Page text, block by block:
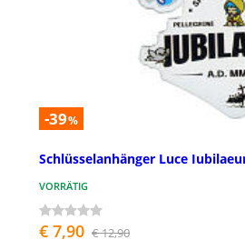
-39%
Schlüsselanhänger Luce
VORRÄTIG
€ 7,90 € 12,90